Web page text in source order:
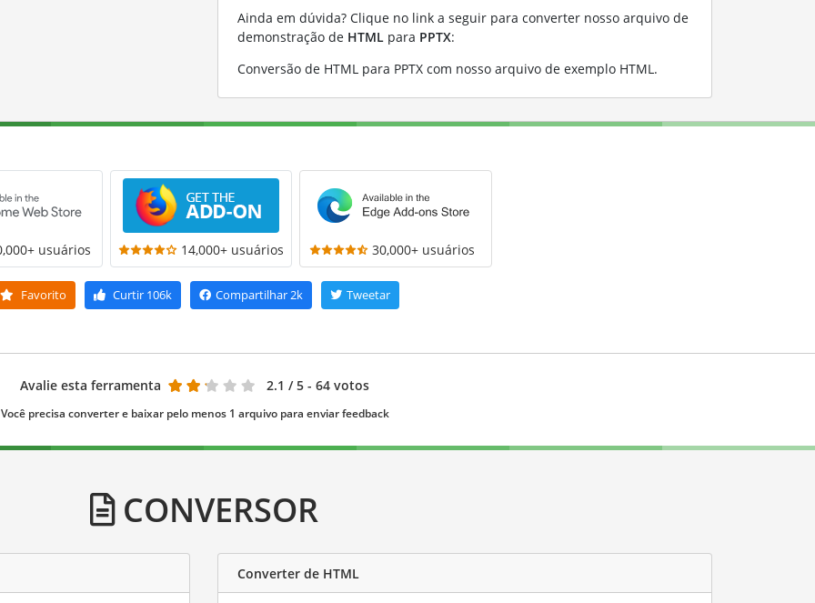
Ainda em dúvida? Clique no link a seguir para converter nosso arquivo de
demonstração de HTML para PPTX:
Conversão de HTML para PPTX com nosso arquivo de exemplo HTML.
usuários 14,000+ usuários 30,000+ usuários
Favorito Curtir106k Compartilhar2k Tweetar
Avalie esta ferramenta 2.1 / 5 - 64 votos
Você precisa converter e baixar pelo menos 1 arquivo para enviar feedback
CONVERSOR
Converter de HTML